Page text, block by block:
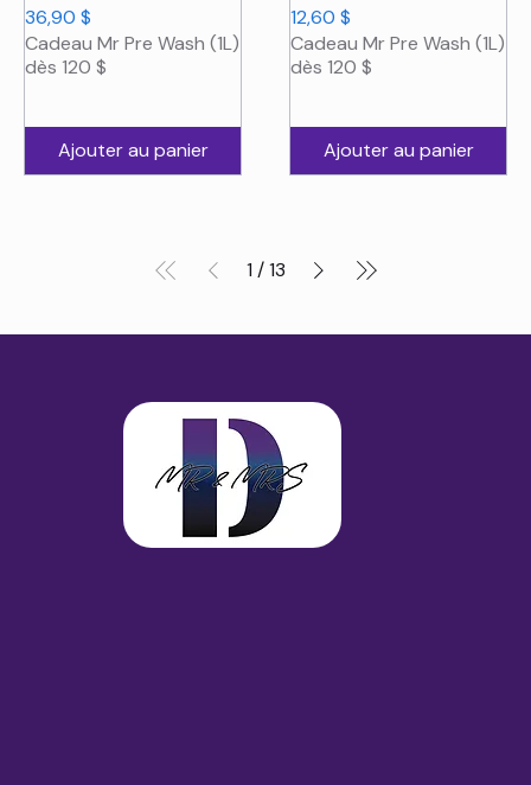
Prix
36,90 $
Cadeau Mr Pre Wash (1L)
dès 120 $
Ajouter au panier
Prix
12,60 $
Cadeau Mr Pre Wash (1L)
dès 120 $
Ajouter au panier
1 / 13